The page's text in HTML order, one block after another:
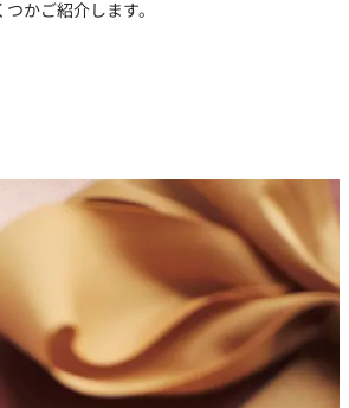
かご紹介します。